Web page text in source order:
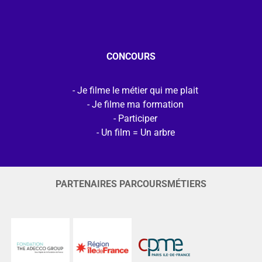
CONCOURS
Je filme le métier qui me plait
Je filme ma formation
Participer
Un film = Un arbre
PARTENAIRES PARCOURSMÉTIERS